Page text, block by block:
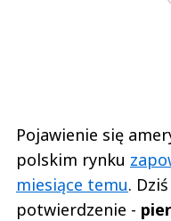
Pojawienie się
polskim rynku
miesiące temu.
potwierdzenie -